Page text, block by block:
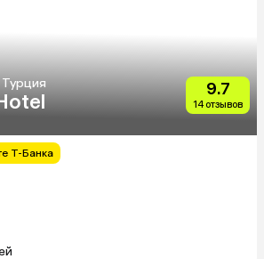
9.7
14 отзывов
Т-Банка